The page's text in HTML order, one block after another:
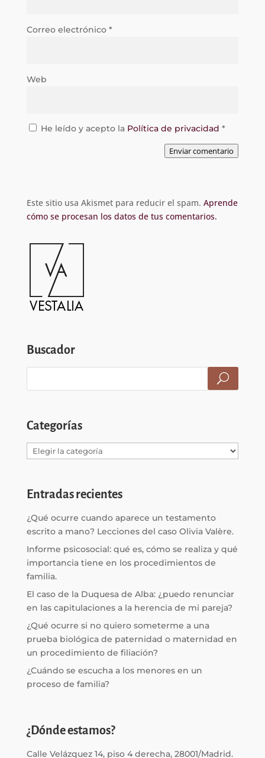
Correo electrónico *
Web
He leído y acepto la Política de privacidad *
Enviar comentario
Este sitio usa Akismet para reducir el spam. Aprende
cómo se procesan los datos de tus comentarios.
Buscador
Categorías
Categorías
Entradas recientes
¿Qué ocurre cuando aparece un testamento
escrito a mano? Lecciones del caso Olivia Valère.
Informe psicosocial: qué es, cómo se realiza y qué
importancia tiene en los procedimientos de
familia.
El caso de la Duquesa de Alba: ¿puedo renunciar
en las capitulaciones a la herencia de mi pareja?
¿Qué ocurre si no quiero someterme a una
prueba biológica de paternidad o maternidad en
un procedimiento de filiación?
¿Cuándo se escucha a los menores en un
proceso de familia?
¿Dónde estamos?
Calle Velázquez 14, piso 4 derecha, 28001/Madrid.